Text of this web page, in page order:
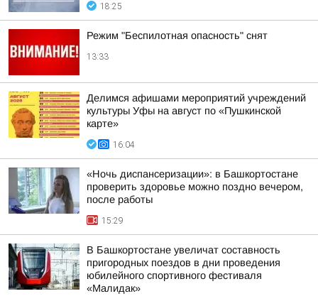
18:25
Режим "Беспилотная опасность" снят
13:33
Делимся афишами мероприятий учреждений
культуры Уфы на август по «Пушкинской
карте»
16:04
«Ночь диспансеризации»: в Башкортостане
проверить здоровье можно поздно вечером,
после работы
15:29
В Башкортостане увеличат составность
пригородных поездов в дни проведения
юбилейного спортивного фестиваля
«Малидак»